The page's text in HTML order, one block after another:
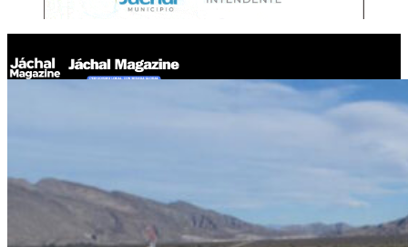
industriales en Jáchal y Calingasta